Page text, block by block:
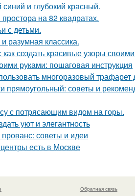
и глубокий красный.
на 82 квадратах.
с детьми.
разумная классика.
создать красивые узоры
руками: пошаговая инструкция
многоразовый трафарет
прямоугольный: советы и
с потрясающим видом на горы.
уют и элегантность
советы и идеи
есть в Москве
Обратная связь